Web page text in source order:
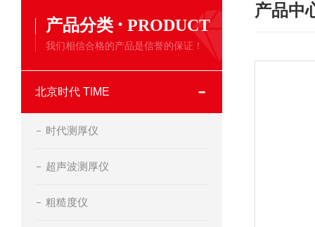
产品分类 · PRODUCT
我们相信合格的产品是信誉的保证！
北京时代 TIME
时代测厚仪
超声波测厚仪
粗糙度仪
产品中